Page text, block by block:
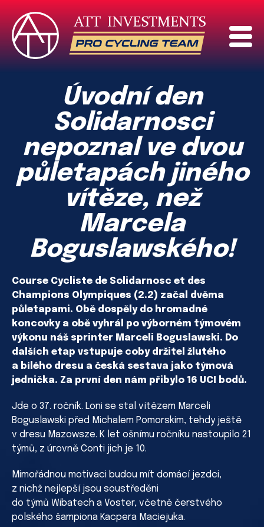
Úvodní den
Solidarnosci
nepoznal ve dvou
půletapách jiného
vítěze, než
Marcela
Boguslawského!
Course Cycliste de Solidarnosc et des
Champions Olympiques (2.2) začal dvěma
půletapami. Obě dospěly do hromadné
koncovky a obě vyhrál po výborném týmovém
výkonu náš sprinter Marceli Boguslawski. Do
dalších etap vstupuje coby držitel žlutého
a bílého dresu a česká sestava jako týmová
jednička. Za první den nám přibylo 16 UCI bodů.
Jde o 37. ročník. Loni se stal vítězem Marceli
Boguslawski před Michalem Pomorskim, tehdy ještě
v dresu Mazowsze. K let ošnímu ročníku nastoupilo 21
týmů, z úrovně Conti jich je 10.
Mimořádnou motivaci budou mít domácí jezdci,
z nichž nejlepší jsou soustředěni
do týmů Wibatech a Voster, včetně čerstvého
polského šampiona Kacpera Maciejuka.